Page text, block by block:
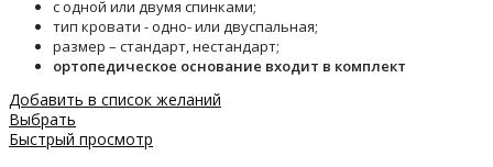
с одной или двумя спинками;
тип кровати - одно- или двуспальная;
размер – стандарт, нестандарт;
ортопедическое основание входит в комплект
Добавить в список желаний
Выбрать
Быстрый просмотр